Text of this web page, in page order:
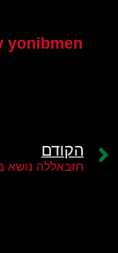
yonibmen
הקודם